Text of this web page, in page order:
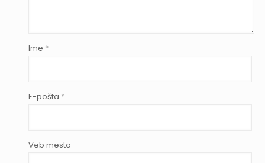
Ime *
E-pošta *
Veb mesto